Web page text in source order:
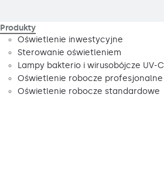
Produkty
Oświetlenie inwestycyjne
Sterowanie oświetleniem
Lampy bakterio i wirusobójcze UV-C
Oświetlenie robocze profesjonalne
Oświetlenie robocze standardowe